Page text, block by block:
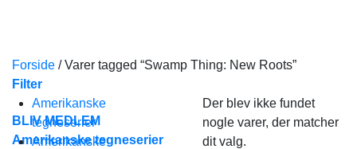
BLIV MEDLEM
Amerikanske tegneserier
Forside /Varer tagged “Swamp Thing: New Roots”
Filter
Amerikanske
tegneserier
Amerikanske
Der blev ikke fundet
nogle varer, der matcher
dit valg.